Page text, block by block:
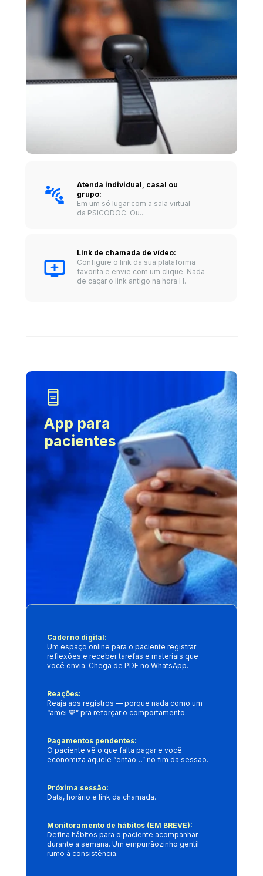
Atenda individual, casal ou
grupo:
Em um só lugar com a sala virtual
da PSICODOC. Ou...
Link de chamada de vídeo:
Configure o link da sua plataforma
favorita e envie com um clique. Nada
de caçar o link antigo na hora H.
Caderno digital:
Um espaço online para o paciente registrar
reflexões e receber tarefas e materiais que
você envia. Chega de PDF no WhatsApp.
Reações:
Reaja aos registros — porque nada como um
“amei 💙” pra reforçar o comportamento.
Pagamentos pendentes:
O paciente vê o que falta pagar e você
economiza aquele “então…” no fim da sessão.
Próxima sessão:
Data, horário e link da chamada.
Monitoramento de hábitos (EM BREVE):
Defina hábitos para o paciente acompanhar
durante a semana. Um empurrãozinho gentil
rumo à consistência.
App para
pacientes